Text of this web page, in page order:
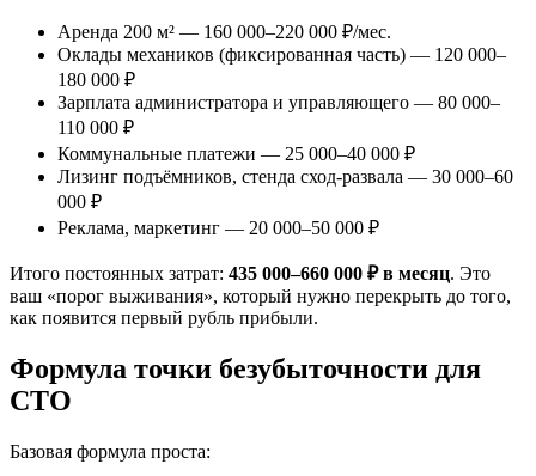
Аренда 200 м² — 160 000–220 000 ₽/мес.
Оклады механиков (фиксированная часть) — 120 000–
180 000 ₽
Зарплата администратора и управляющего — 80 000–
110 000 ₽
Коммунальные платежи — 25 000–40 000 ₽
Лизинг подъёмников, стенда сход-развала — 30 000–60
000 ₽
Реклама, маркетинг — 20 000–50 000 ₽
Итого постоянных затрат: 435 000–660 000 ₽ в месяц. Это
ваш «порог выживания», который нужно перекрыть до того,
как появится первый рубль прибыли.
Формула точки безубыточности для
СТО
Базовая формула проста: